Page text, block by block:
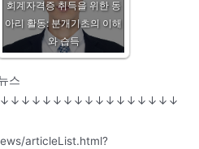
회계자격증 취득을 위한 동
아리 활동: 분개기초의 이해
와 습득
스
articleList.html?